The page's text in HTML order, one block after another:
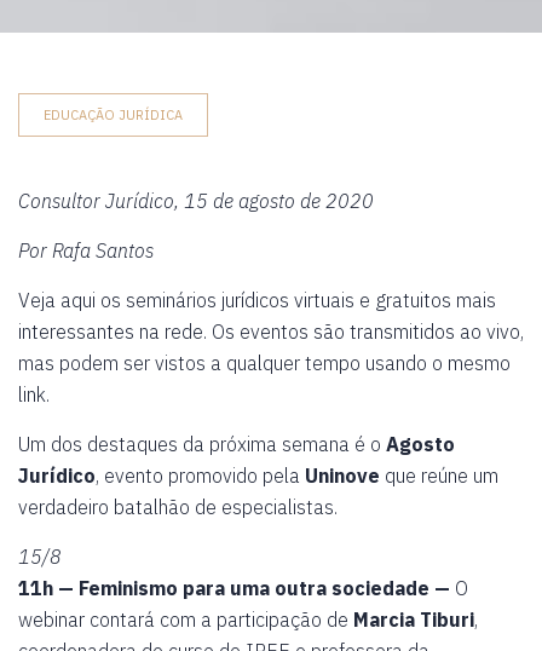
EDUCAÇÃO JURÍDICA
Consultor Jurídico, 15 de agosto de 2020
Por Rafa Santos
Veja aqui os seminários jurídicos virtuais e gratuitos mais
interessantes na rede. Os eventos são transmitidos ao vivo,
mas podem ser vistos a qualquer tempo usando o mesmo
link.
Um dos destaques da próxima semana é o Agosto
Jurídico, evento promovido pela Uninove que reúne um
verdadeiro batalhão de especialistas.
15/8
11h — Feminismo para uma outra sociedade — O
webinar contará com a participação de Marcia Tiburi,